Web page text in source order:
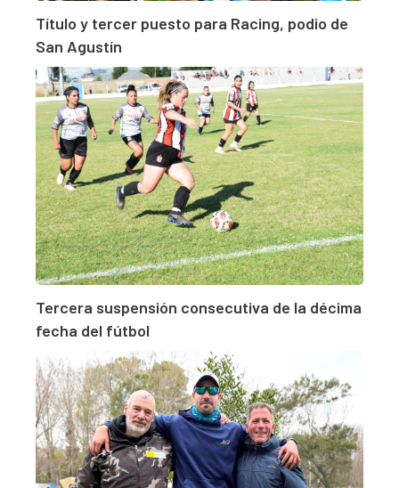
Título y tercer puesto para Racing, podio de
San Agustín
Tercera suspensión consecutiva de la décima
fecha del fútbol